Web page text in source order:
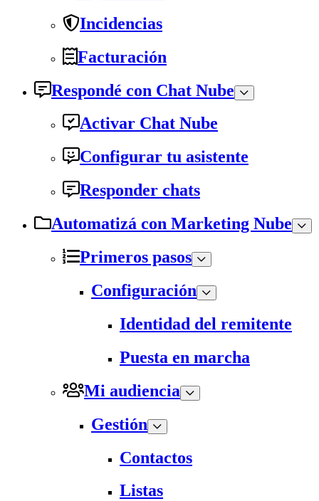
Incidencias
Facturación
Respondé con Chat Nube
Activar Chat Nube
Configurar tu asistente
Responder chats
Automatizá con Marketing Nube
Primeros pasos
Configuración
Identidad del remitente
Puesta en marcha
Mi audiencia
Gestión
Contactos
Listas